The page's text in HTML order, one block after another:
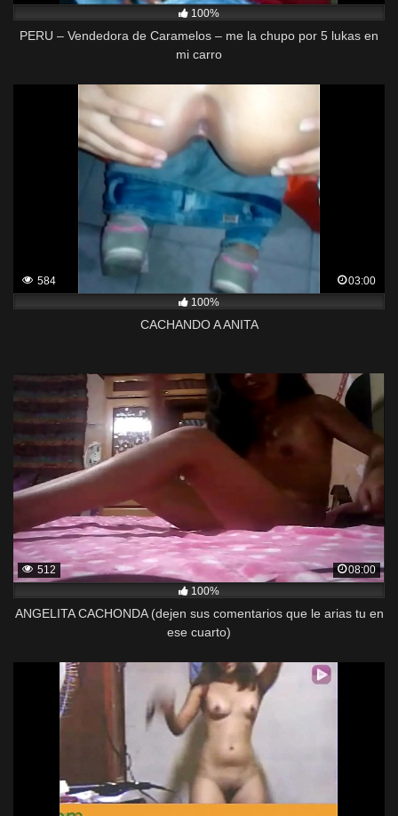
100%
PERU – Vendedora de Caramelos – me la chupo por 5 lukas en
mi carro
584
03:00
100%
CACHANDO A ANITA
512
08:00
100%
ANGELITA CACHONDA (dejen sus comentarios que le arias tu en
ese cuarto)